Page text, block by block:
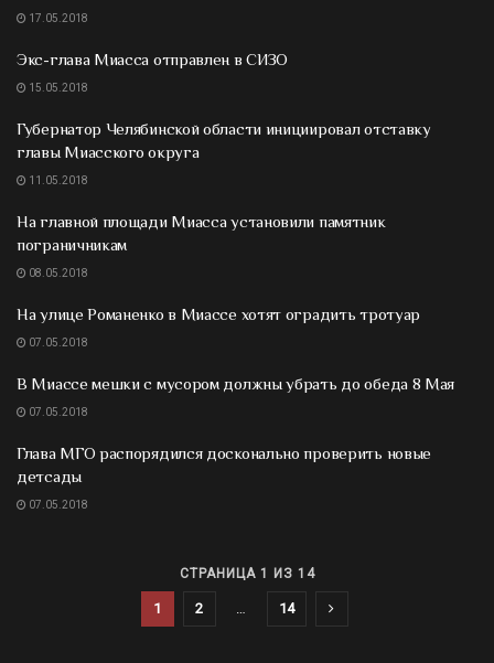
17.05.2018
Экс-глава Миасса отправлен в СИЗО
15.05.2018
Губернатор Челябинской области инициировал отставку
главы Миасского округа
11.05.2018
На главной площади Миасса установили памятник
пограничникам
08.05.2018
На улице Романенко в Миассе хотят оградить тротуар
07.05.2018
В Миассе мешки с мусором должны убрать до обеда 8 Мая
07.05.2018
Глава МГО распорядился досконально проверить новые
детсады
07.05.2018
СТРАНИЦА 1 ИЗ 14
1 2 … 14